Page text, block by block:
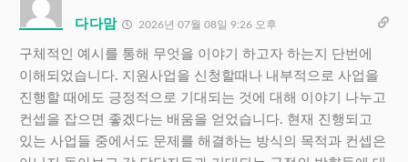
다다맘 2026년 07월 08일 9:26 오후
구체적인 예시를 통해 무엇을 이야기 하고자 하는지 단번에
이해되었습니다. 지원사업을 신청할때나 내부적으로 사업을
진행할 때에도 긍정적으로 기대되는 것에 대해 이야기 나누고
컨셉을 잡으면 좋겠다는 배움을 얻었습니다. 현재 진행되고
있는 사업들 중에서도 문제를 해결하는 방식의 목적과 컨셉은